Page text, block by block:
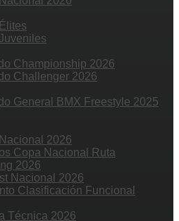
Championship 2026
Challenger 2026
General BMX Freestyle 2025
2026
Copa Nacional Ruta
2026
Nacional 2026
Clasificación Funcional
Técnica 2026